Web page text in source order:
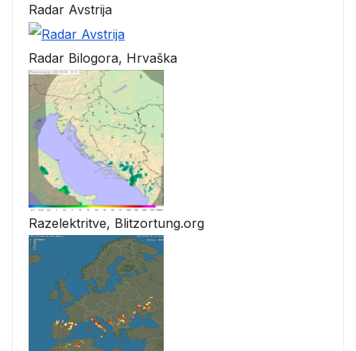
Radar Avstrija
Radar Bilogora, Hrvaška
Razelektritve, Blitzortung.org